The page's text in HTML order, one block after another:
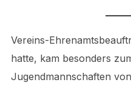
Vereins-
hatte, kam besonders
Jugendmannschaften